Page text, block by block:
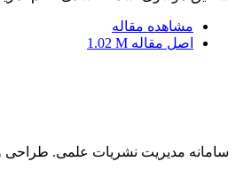
مشاهده مقاله
اصل مقاله 1.02 M
سامانه مدیریت نشریات علمی. طراحی